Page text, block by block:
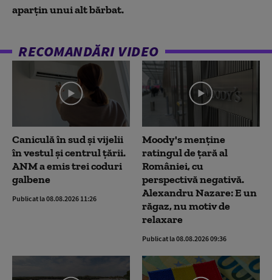
aparțin unui alt bărbat.
RECOMANDĂRI VIDEO
Caniculă în sud și vijelii
în vestul și centrul țării.
ANM a emis trei coduri
galbene
Publicat la 08.08.2026 11:26
Moody's menține
ratingul de țară al
României, cu
perspectivă negativă.
Alexandru Nazare: E un
răgaz, nu motiv de
relaxare
Publicat la 08.08.2026 09:36